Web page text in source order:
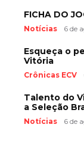
FICHA DO
Notícias 6 de
Esqueça o
Vitória
Crônicas ECV
Talento do
a Seleção
Notícias 6 de